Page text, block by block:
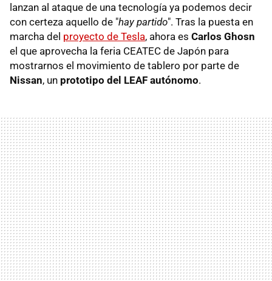
lanzan al ataque de una tecnología ya podemos decir
con certeza aquello de "hay partido". Tras la puesta en
marcha del proyecto de Tesla, ahora es Carlos Ghosn
el que aprovecha la feria CEATEC de Japón para
mostrarnos el movimiento de tablero por parte de
Nissan, un prototipo del LEAF autónomo.